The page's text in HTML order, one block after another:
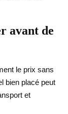
avant de
le prix sans
bien placé peut
et